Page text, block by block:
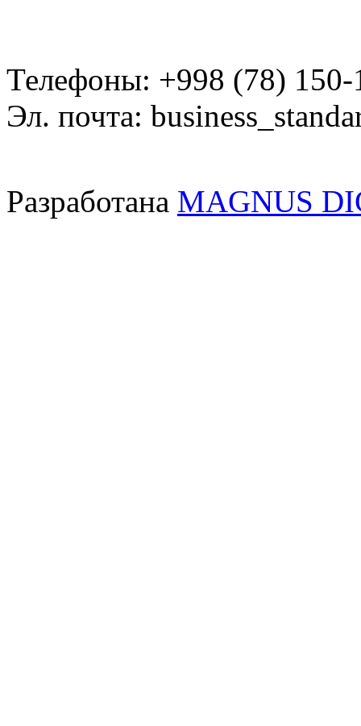
Телефоны: +998 (78) 150-
Эл. почта:
Разработана MAGNUS